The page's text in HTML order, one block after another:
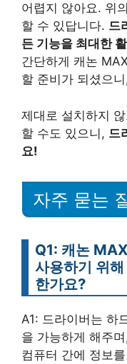
어렵지 않아요. 위
할 수 있답니다. 드
든 기능을 최대한
간단하게 캐논
할 준비가 되셨으
제대로 설치하지
할 수도 있으니, 드
요!
자주 묻는
Q1: 캐논
사용하기 위
한가요?
A1: 드라이버는 하
을 가능하게 해주
컴퓨터 간에 정보